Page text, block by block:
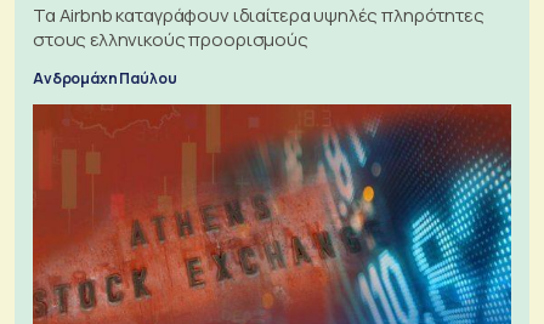
Τα Airbnb καταγράφουν ιδιαίτερα υψηλές πληρότητες
στους ελληνικούς προορισμούς
Ανδρομάχη Παύλου